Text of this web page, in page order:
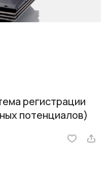
регистрации
потенциалов)